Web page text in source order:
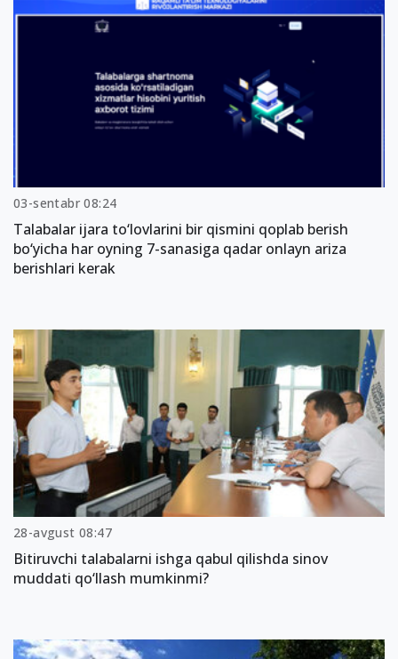
03-sentabr 08:24
Talabalar ijara to‘lovlarini bir qismini qoplab berish
bo‘yicha har oyning 7-sanasiga qadar onlayn ariza
berishlari kerak
28-avgust 08:47
Bitiruvchi talabalarni ishga qabul qilishda sinov
muddati qo‘llash mumkinmi?